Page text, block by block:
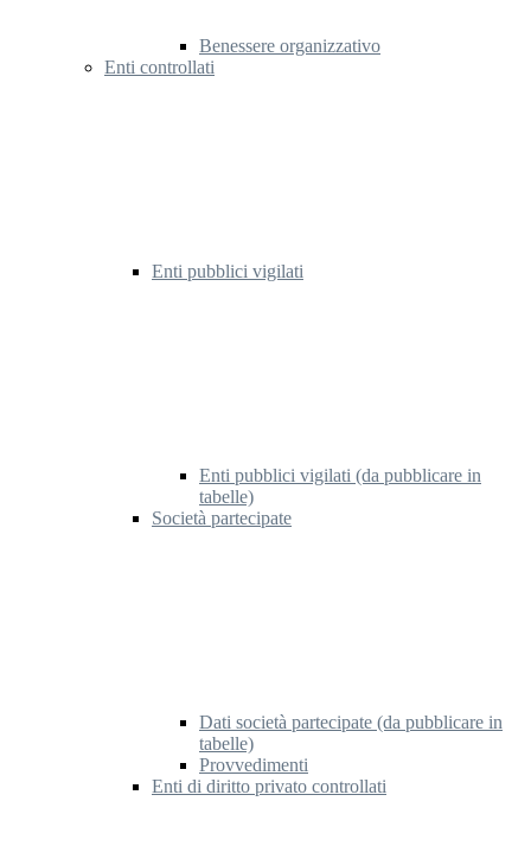
Benessere organizzativo
Enti controllati
Enti pubblici vigilati
Enti pubblici vigilati (da pubblicare in
tabelle)
Società partecipate
Dati società partecipate (da pubblicare in
tabelle)
Provvedimenti
Enti di diritto privato controllati